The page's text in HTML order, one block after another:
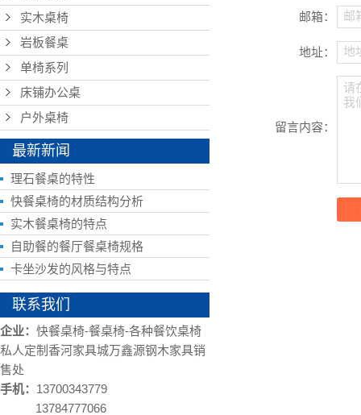
实木桌椅
岩板餐桌
单椅系列
床铺办公桌
户外桌椅
最新新闻
理石餐桌的特性
快餐桌椅的材质结构分析
实木餐桌椅的特点
自助餐的餐厅餐桌椅规格
卡坐沙发的风格与特点
联系我们
企业： 快餐桌椅-餐桌椅-各种餐饮桌椅
私人定制香河家具城万鑫源钢木家具销
售处
手机： 13700343779
13784777066
邮箱： 邮
地址： 地
留言内容：
请
我